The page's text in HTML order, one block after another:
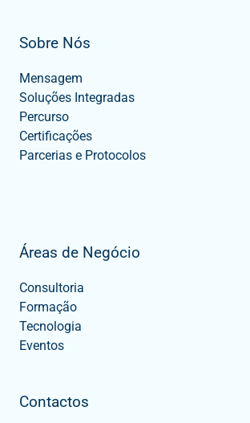
Sobre Nós
Mensagem
Soluções Integradas
Percurso
Certificações
Parcerias e Protocolos
Áreas de Negócio
Consultoria
Formação
Tecnologia
Eventos
Contactos